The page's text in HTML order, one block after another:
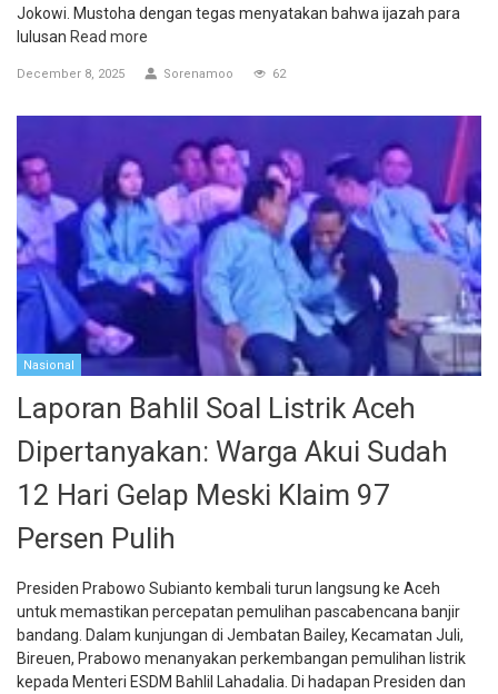
Jokowi. Mustoha dengan tegas menyatakan bahwa ijazah para
lulusan Read more
December 8, 2025 Sorenamoo 62
Nasional
Laporan Bahlil Soal Listrik Aceh
Dipertanyakan: Warga Akui Sudah
12 Hari Gelap Meski Klaim 97
Persen Pulih
Presiden Prabowo Subianto kembali turun langsung ke Aceh
untuk memastikan percepatan pemulihan pascabencana banjir
bandang. Dalam kunjungan di Jembatan Bailey, Kecamatan Juli,
Bireuen, Prabowo menanyakan perkembangan pemulihan listrik
kepada Menteri ESDM Bahlil Lahadalia. Di hadapan Presiden dan